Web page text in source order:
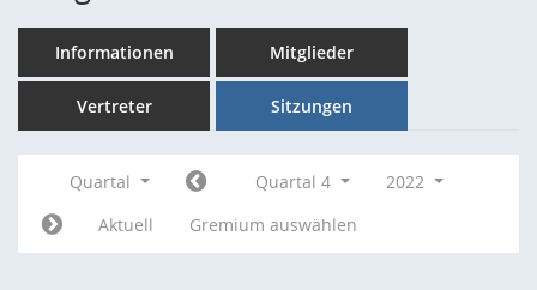
Informationen Mitglieder
Vertreter Sitzungen
Quartal Quartal 4
2022
Aktuell
Gremium auswählen